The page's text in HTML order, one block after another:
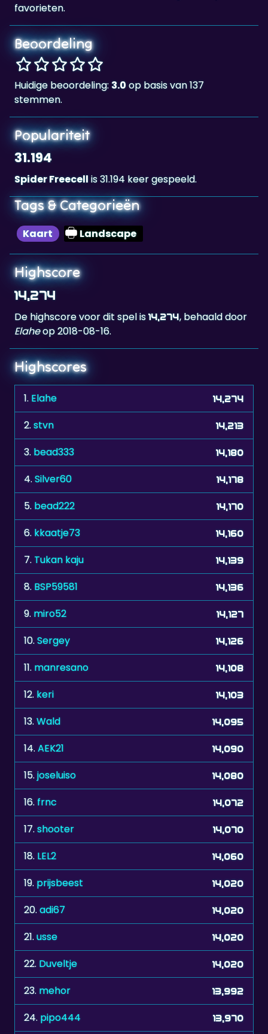
Beoordeling
Huidige beoordeling:
stemmen.
Populariteit
31.194
Spider Freecell
Tags & Categorieën
Kaart Landscape
Highscore
14,274
De highscore voor dit spel is
Elahe op 2018-08-16.
Highscores
1.Elahe
2.stvn 14,213
3. bead333 14,180
4.Silver60 14,178
5. bead222 14,170
6. kkaatje73 14,160
7. Tukan kaju 14,139
8. BSP59581 14,136
9. miro52 14,127
10.Sergey 14,126
11. manresano 14,108
12.keri 14,103
13. Wald 14,095
14.AEK21 14,090
15. joseluiso 14,080
16. frnc 14,072
17. shooter 14,070
18. LEL2 14,060
19. prijsbeest 14,020
20.adi67 14,020
21. usse 14,020
22.Duveltje 14,020
23. mehor 13,992
24.pipo444 13,970
25. sering 13,960